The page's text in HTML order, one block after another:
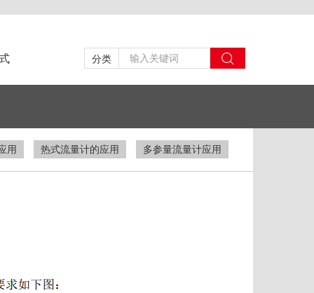
分类
用 热式流量计的应用 多参量流量计应用